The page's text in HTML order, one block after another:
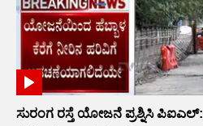
ಸುರಂಗ ರಸ್ತೆ ಯೋಜನೆ ಪ್ರಶ್ನಿಸಿ ಪಿಐಎಲ್: